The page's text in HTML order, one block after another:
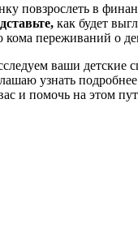
повзрослеть в
как будет
переживаний о
ваши детские
узнать подробнее
и помочь на этом